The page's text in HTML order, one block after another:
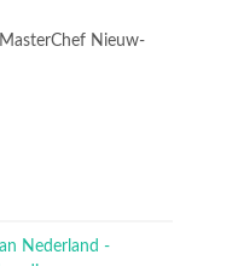
MasterChef Nieuw-